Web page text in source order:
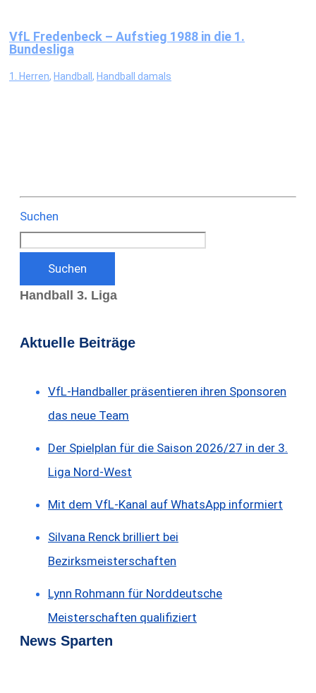
VfL Fredenbeck – Aufstieg 1988 in die 1.
Bundesliga
1. Herren, Handball, Handball damals
Suchen
Suchen
Handball 3. Liga
Aktuelle Beiträge
VfL-Handballer präsentieren ihren Sponsoren
das neue Team
Der Spielplan für die Saison 2026/27 in der 3.
Liga Nord-West
Mit dem VfL-Kanal auf WhatsApp informiert
Silvana Renck brilliert bei
Bezirksmeisterschaften
Lynn Rohmann für Norddeutsche
Meisterschaften qualifiziert
News Sparten